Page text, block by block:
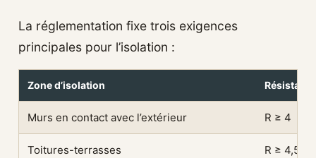
La réglementation fixe trois exigences
principales pour l’isolation :
Zone d’isolation
Murs en contact avec l’extérieur R ≥ 4
Toitures-terrasses R ≥ 4,5